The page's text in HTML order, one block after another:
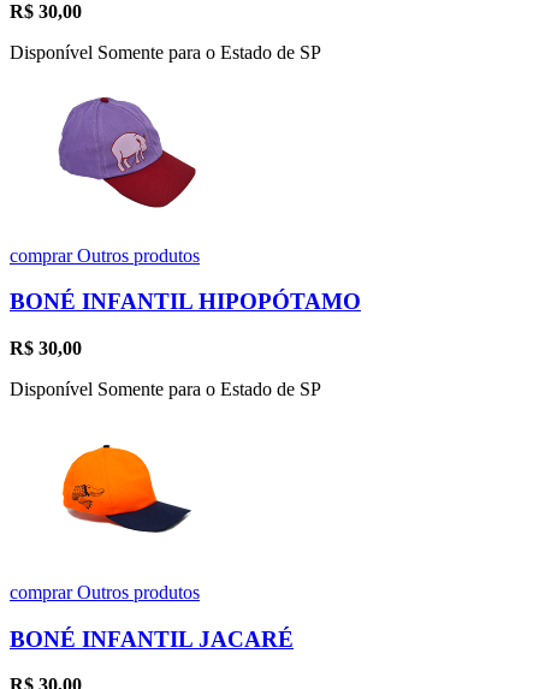
R$ 30,00
Disponível Somente para o Estado de SP
comprarOutros produtos
BONÉ INFANTIL HIPOPÓTAMO
R$ 30,00
Disponível Somente para o Estado de SP
comprarOutros produtos
BONÉ INFANTIL JACARÉ